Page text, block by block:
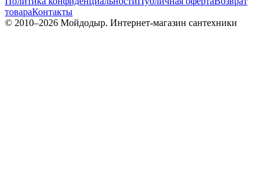
товараКонтакты
© 2010–2026 Мойдодыр. Интернет-магазин сантехники